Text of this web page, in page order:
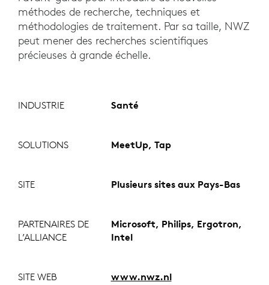
méthodes de recherche, techniques et
méthodologies de traitement. Par sa taille, NWZ
peut mener des recherches scientifiques
précieuses à grande échelle.
INDUSTRIE Santé
SOLUTIONS MeetUp, Tap
SITE Plusieurs sites aux Pays-Bas
PARTENAIRES DE
L’ALLIANCE
Microsoft, Philips, Ergotron,
Intel
SITE WEB www.nwz.nl